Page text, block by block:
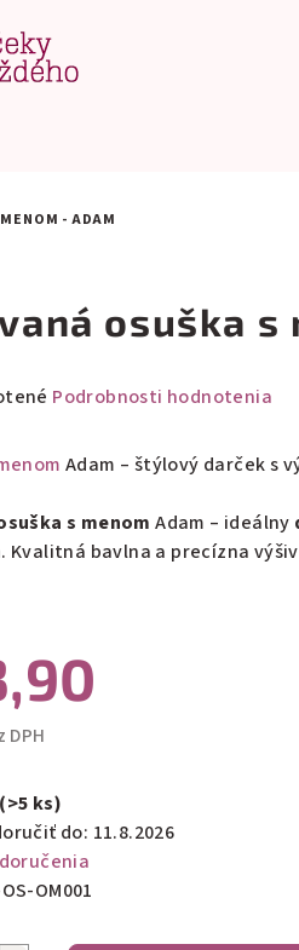
- ADAM
osuška s
Podrobnosti hodnotenia
Adam – štýlový darček s
s menom Adam – ideálny
Kvalitná bavlna a precízna
DPH
(>5 ks)
do: 11.8.2026
OM001